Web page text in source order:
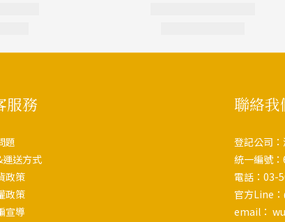
服務
題
運送方式
政策
政策
宣導
聯絡我
登記公司
統一編號
電話：03-
官方Line
email：